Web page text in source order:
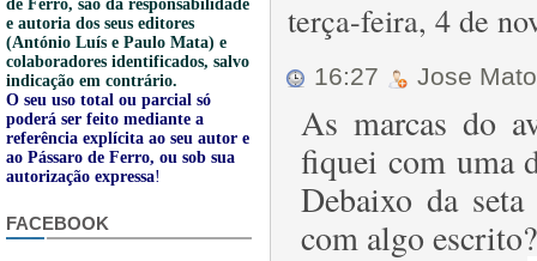
de Ferro, são da responsabilidade
e autoria dos seus editores
(António Luís e Paulo Mata) e
colaboradores identificados, salvo
indicação em contrário.
O seu uso total ou parcial só
poderá ser feito mediante a
referência explícita ao seu autor e
ao Pássaro de Ferro, ou sob sua
autorização expressa!
FACEBOOK
terça-feira, 4 de
16:27 Jose
As marcas do
fiquei com uma
Debaixo da
com algo